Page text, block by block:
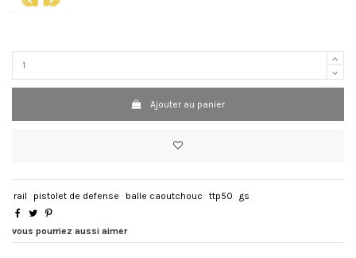
Ajouter au panier
rail pistolet de defense balle caoutchouc ttp50 gs
vous pourriez aussi aimer